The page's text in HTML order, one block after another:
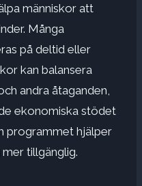
människor att
Många
på deltid eller
kan balansera
andra åtaganden,
ekonomiska stödet
programmet hjälper
tillgänglig.